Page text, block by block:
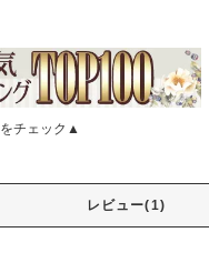
チェック▲
レビュー(1)